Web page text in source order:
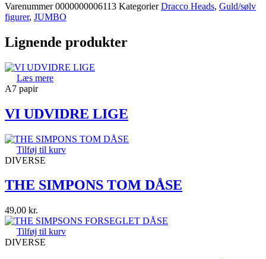
Varenummer0000000006113 Kategorier Dracco Heads, Guld/sølv
figurer, JUMBO
Lignende produkter
Læs mere
A7 papir
VI UDVIDRE LIGE
Tilføj til kurv
DIVERSE
THE SIMPONS TOM DÅSE
49,00 kr.
Tilføj til kurv
DIVERSE